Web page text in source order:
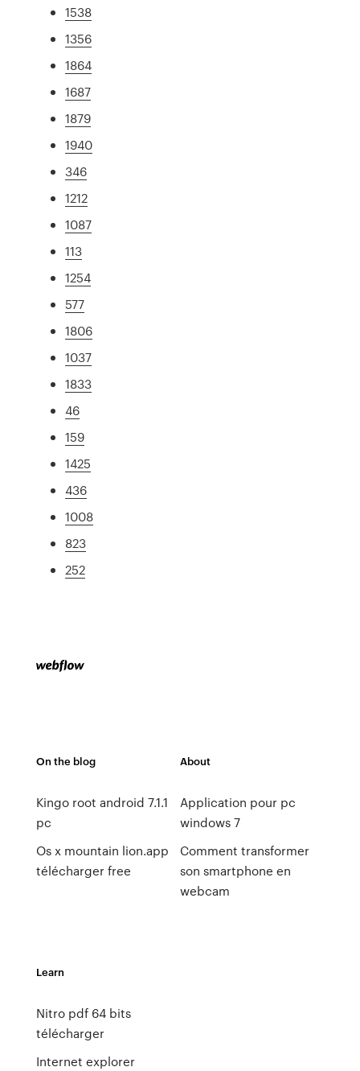
1538
1356
1864
1687
1879
1940
346
1212
1087
113
1254
577
1806
1037
1833
46
159
1425
436
1008
823
252
On the blog
Kingo root android 7.1.1
pc
Os x mountain lion.app
télécharger free
About
Application pour pc
windows 7
Comment transformer
son smartphone en
webcam
Learn
Nitro pdf 64 bits
télécharger
Internet explorer